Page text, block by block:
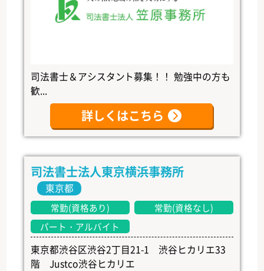
司法書士＆アシスタント募集！！ 勉強中の方も
歓...
詳しくはこちら
司法書士法人東京横浜事務所
東京都
常勤(資格あり)
常勤(資格なし)
パート・アルバイト
東京都渋谷区渋谷2丁目21-1 渋谷ヒカリエ33
階 Justco渋谷ヒカリエ